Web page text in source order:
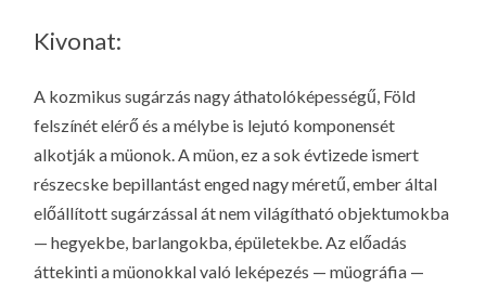
Kivonat:
A kozmikus sugárzás nagy áthatolóképességű, Föld
felszínét elérő és a mélybe is lejutó komponensét
alkotják a müonok. A müon, ez a sok évtizede ismert
részecske bepillantást enged nagy méretű, ember által
előállított sugárzással át nem világítható objektumokba
— hegyekbe, barlangokba, épületekbe. Az előadás
áttekinti a müonokkal való leképezés — müográfia —